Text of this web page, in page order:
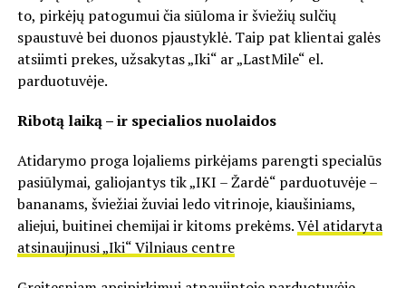
to, pirkėjų patogumui čia siūloma ir šviežių sulčių
spaustuvė bei duonos pjaustyklė. Taip pat klientai galės
atsiimti prekes, užsakytas „Iki“ ar „LastMile“ el.
parduotuvėje.
Ribotą laiką – ir specialios nuolaidos
Atidarymo proga lojaliems pirkėjams parengti specialūs
pasiūlymai, galiojantys tik „IKI – Žardė“ parduotuvėje –
bananams, šviežiai žuviai ledo vitrinoje, kiaušiniams,
aliejui, buitinei chemijai ir kitoms prekėms.Vėl atidaryta
atsinaujinusi „Iki“ Vilniaus centre